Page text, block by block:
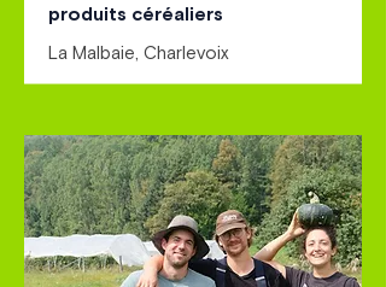
produits céréaliers
La Malbaie, Charlevoix